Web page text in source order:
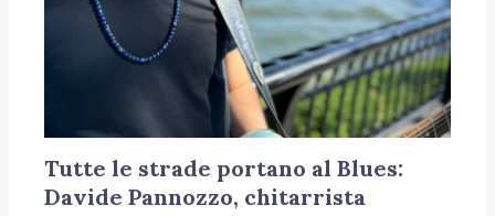
Tutte le strade portano al Blues:
Davide Pannozzo, chitarrista